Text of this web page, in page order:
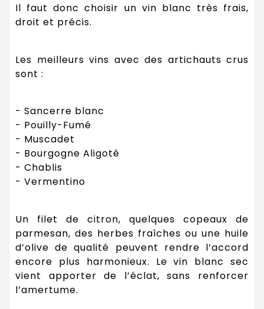
Il faut donc choisir un vin blanc très frais,
droit et précis.
Les meilleurs vins avec des artichauts crus
sont :
- Sancerre blanc
- Pouilly-Fumé
- Muscadet
- Bourgogne Aligoté
- Chablis
- Vermentino
Un filet de citron, quelques copeaux de
parmesan, des herbes fraîches ou une huile
d’olive de qualité peuvent rendre l’accord
encore plus harmonieux. Le vin blanc sec
vient apporter de l’éclat, sans renforcer
l’amertume.